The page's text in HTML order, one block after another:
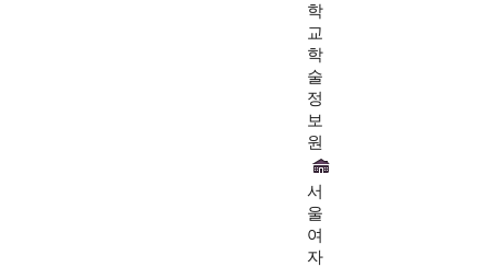
학
교
학
술
정
보
원
서
울
여
자